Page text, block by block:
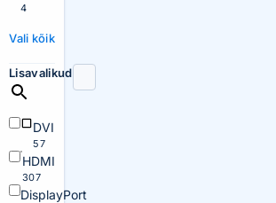
4
Vali kõik
Lisavalikud
DVI
57
HDMI
307
DisplayPort